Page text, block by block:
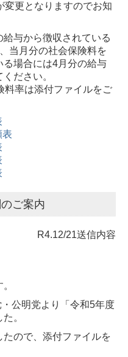
変更となりますのでお知
与から徴収されている
当月分の社会保険料を
場合には4月分の給与
ださい。
料率は添付ファイルをご
ご案内
R4.12/21送信内容
公明党より「令和5年度
。
ので、添付ファイルを